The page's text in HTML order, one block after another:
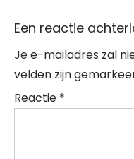
Een reactie
Je e-mailadres zal
velden zijn
Reactie *